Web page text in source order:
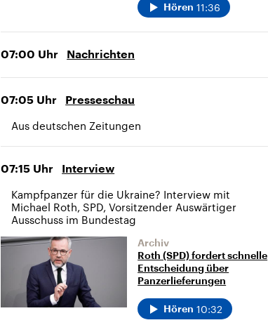
Hören11:36
07:00 Uhr Nachrichten
07:05 Uhr Presseschau
Aus deutschen Zeitungen
07:15 Uhr Interview
Kampfpanzer für die Ukraine? Interview mit
Michael Roth, SPD, Vorsitzender Auswärtiger
Ausschuss im Bundestag
Archiv
Roth (SPD) fordert schnelle
Entscheidung über
Panzerlieferungen
Hören10:32